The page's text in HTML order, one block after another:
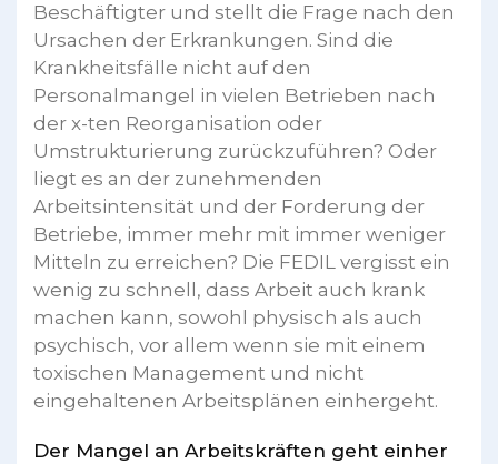
Beschäftigter und stellt die Frage nach den
Ursachen der Erkrankungen. Sind die
Krankheitsfälle nicht auf den
Personalmangel in vielen Betrieben nach
der x-ten Reorganisation oder
Umstrukturierung zurückzuführen? Oder
liegt es an der zunehmenden
Arbeitsintensität und der Forderung der
Betriebe, immer mehr mit immer weniger
Mitteln zu erreichen? Die FEDIL vergisst ein
wenig zu schnell, dass Arbeit auch krank
machen kann, sowohl physisch als auch
psychisch, vor allem wenn sie mit einem
toxischen Management und nicht
eingehaltenen Arbeitsplänen einhergeht.
Der Mangel an Arbeitskräften geht einher